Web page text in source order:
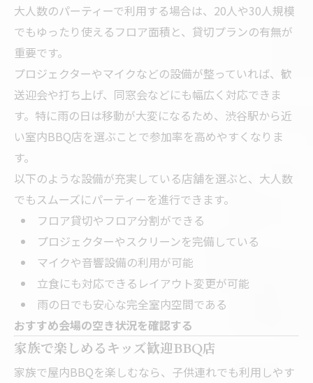
大人数のパーティーで利用する場合は、20人や30人規模
でもゆったり使えるフロア面積と、貸切プランの有無が
重要です。
プロジェクターやマイクなどの設備が整っていれば、歓
送迎会や打ち上げ、同窓会などにも幅広く対応できま
す。特に雨の日は移動が大変になるため、渋谷駅から近
い室内BBQ店を選ぶことで参加率を高めやすくなりま
す。
以下のような設備が充実している店舗を選ぶと、大人数
でもスムーズにパーティーを進行できます。
フロア貸切やフロア分割ができる
プロジェクターやスクリーンを完備している
マイクや音響設備の利用が可能
立食にも対応できるレイアウト変更が可能
雨の日でも安心な完全室内空間である
おすすめ会場の空き状況を確認する
家族で楽しめるキッズ歓迎BBQ店
家族で屋内BBQを楽しむなら、子供連れでも利用しやす